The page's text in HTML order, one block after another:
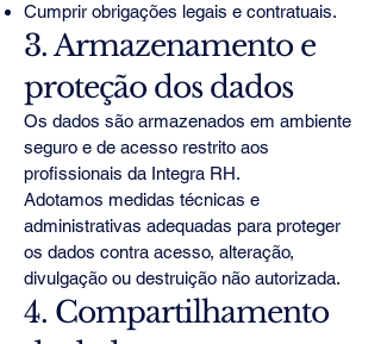
Cumprir obrigações legais e contratuais.
3. Armazenamento e
proteção dos dados
Os dados são armazenados em ambiente
seguro e de acesso restrito aos
profissionais da Integra RH.
Adotamos medidas técnicas e
administrativas adequadas para proteger
os dados contra acesso, alteração,
divulgação ou destruição não autorizada.
4. Compartilhamento